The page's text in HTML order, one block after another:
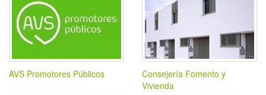
AVS Promotores Públicos
Consejería Fomento y
Vivienda